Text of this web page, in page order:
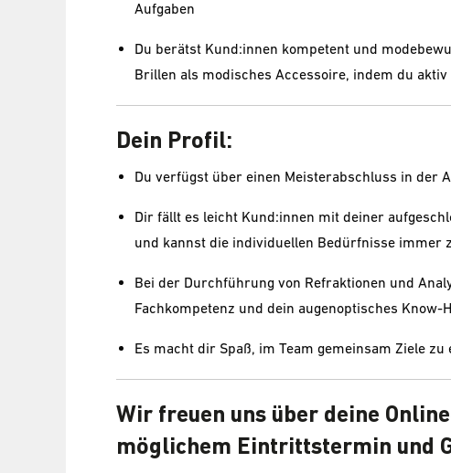
Aufgaben
Du berätst Kund:innen kompetent und
Brillen als modisches Accessoire, indem du
Dein Profil:
Du verfügst über einen Meisterabschluss in der
Dir fällt es leicht Kund:innen mit deiner
und kannst die individuellen Bedürfnisse immer
Bei der Durchführung von Refraktionen und
Fachkompetenz und dein augenoptisches Know-
Es macht dir Spaß, im Team gemeinsam Ziele zu
Wir freuen uns über deine
möglichem Eintrittstermin und